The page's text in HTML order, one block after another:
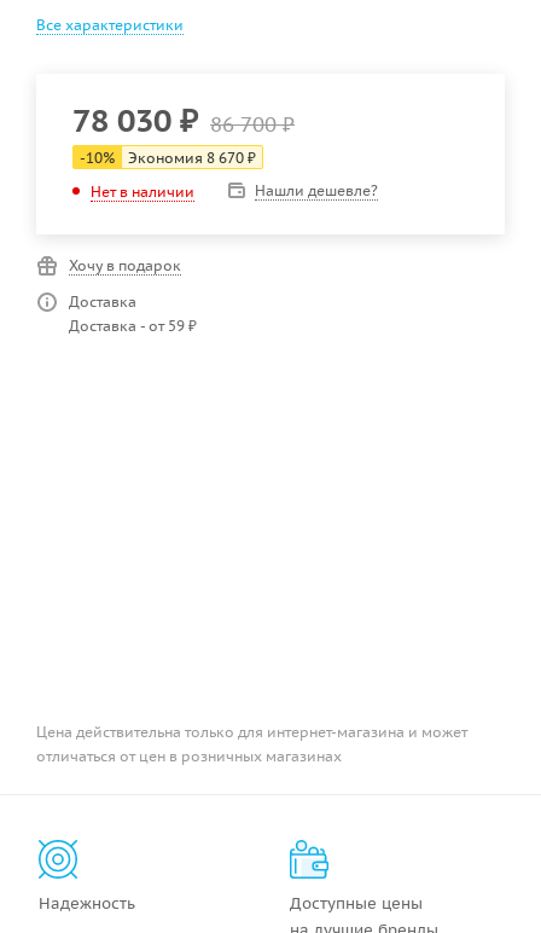
Все характеристики
78 030 ₽ 86 700₽
-10% Экономия 8 670 ₽
Нет в наличии
Нашли дешевле?
Хочу в подарок
Доставка
Доставка - от 59 ₽
Цена действительна только для интернет-магазина и может
отличаться от цен в розничных магазинах
Надежность
Доступные цены